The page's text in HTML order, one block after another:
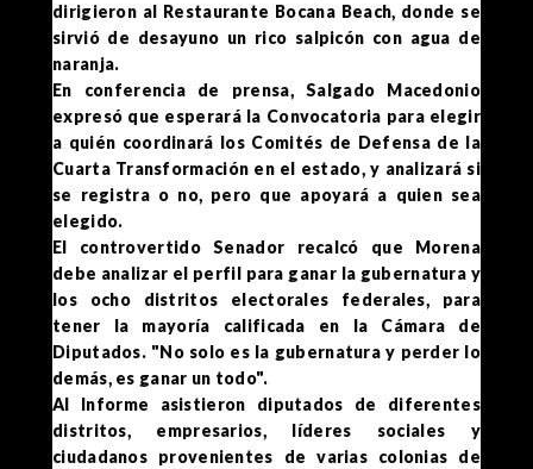
dirigieron al Restaurante Bocana Beach, donde se
sirvió de desayuno un rico salpicón con agua de
naranja.
En conferencia de prensa, Salgado Macedonio
expresó que esperará la Convocatoria para elegir
a quién coordinará los Comités de Defensa de la
Cuarta Transformación en el estado, y analizará si
se registra o no, pero que apoyará a quien sea
elegido.
El controvertido Senador recalcó que Morena
debe analizar el perfil para ganar la gubernatura y
los ocho distritos electorales federales, para
tener la mayoría calificada en la Cámara de
Diputados. "No solo es la gubernatura y perder lo
demás, es ganar un todo".
Al Informe asistieron diputados de diferentes
distritos, empresarios, líderes sociales y
ciudadanos provenientes de varias colonias de